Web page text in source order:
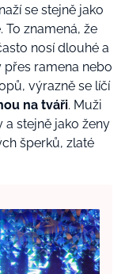
se stejně jako
znamená, že
nosí dlouhé a
přes ramena nebo
výrazně se líčí
na tváři. Muži
a stejně jako ženy
šperků, zlaté